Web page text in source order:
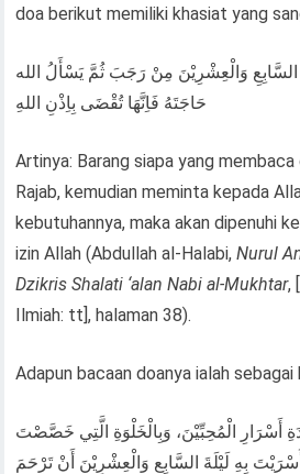
doa berikut memiliki khasiat yang
السَّابِعِ وَالْعِشْرِيْنَ مِنْ رَجَبَ ثُمَّ يَسْأَلُ الله
Artinya: Barang siapa yang
Rajab, kemudian meminta kepada
kebutuhannya, maka akan dipenuhi
izin Allah (Abdullah al-Halabi, Nurul
Dzikris Shalati ‘alan Nabi al-Mukhtar,
Ilmiah: tt], halaman 38).
Adapun bacaan doanya ialah sebagai
أَسْرَارِ الْمُحِبِّيْنَ، وَبِالْخَلْوَةِ الَّتِي خَصَّصْتَ
بِهِ لَيْلَةَ السَّابِعِ وَالْعِشْرِيْنَ أَنْ تَرْحَمَ